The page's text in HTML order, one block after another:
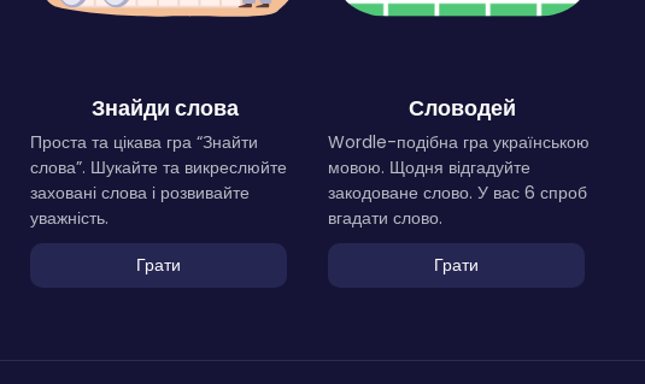
Знайди слова
Проста та цікава гра “Знайти
слова”. Шукайте та викреслюйте
заховані слова і розвивайте
уважність.
Грати
Словодей
Wordle-подібна гра українською
мовою. Щодня відгадуйте
закодоване слово. У вас 6 спроб
вгадати слово.
Грати